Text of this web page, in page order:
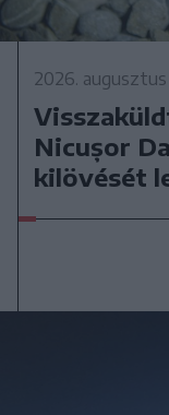
2026.
Nicușor
kilövését